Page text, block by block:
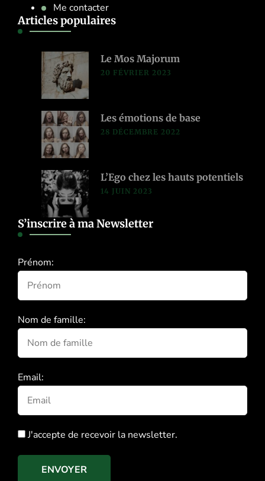
Me contacter
Articles populaires
Le Mos Majorum
20 FÉVRIER 2023
Les émotions de base
28 DÉCEMBRE 2022
L’Ego chez les hauts potentiels
14 JUIN 2023
S’inscrire à ma Newsletter
Prénom:
Nom de famille:
Email:
J'accepte de recevoir la newsletter.
ENVOYER